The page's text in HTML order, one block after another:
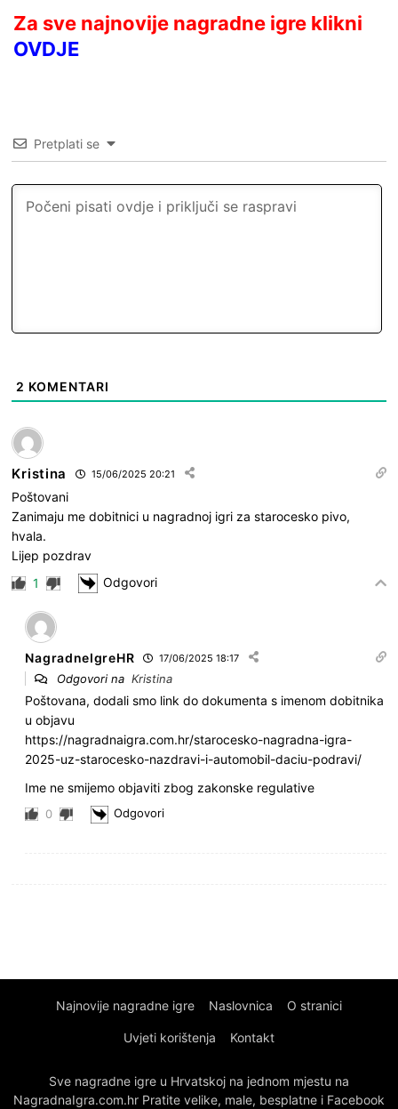
Za sve najnovije nagradne igre klikni
OVDJE
Pretplati se
2 KOMENTARI
Kristina 15/06/2025 20:21
Poštovani
Zanimaju me dobitnici u nagradnoj igri za starocesko pivo,
hvala.
Lijep pozdrav
1
Odgovori
NagradneIgreHR 17/06/2025 18:17
Odgovori naKristina
Poštovana, dodali smo link do dokumenta s imenom dobitnika
u objavu
https://nagradnaigra.com.hr/starocesko-nagradna-igra-
2025-uz-starocesko-nazdravi-i-automobil-daciu-podravi/
Ime ne smijemo objaviti zbog zakonske regulative
0 Odgovori
Najnovije nagradne igre Naslovnica O stranici
Uvjeti korištenja Kontakt
Sve nagradne igre u Hrvatskoj na jednom mjestu na
NagradnaIgra.com.hr Pratite velike, male, besplatne i Facebook